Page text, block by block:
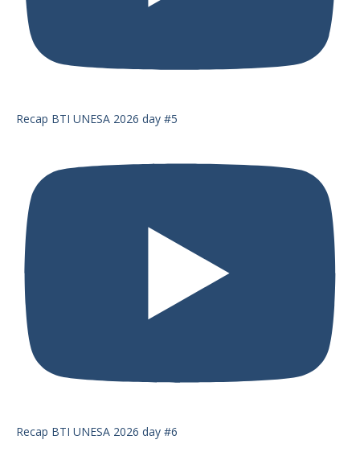
Recap BTI UNESA 2026 day #5
Recap BTI UNESA 2026 day #6